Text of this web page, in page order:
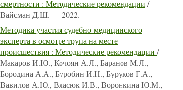
смертности : Методические рекомендации /
Вайсман Д.Ш. — 2022.
Методика участия судебно-медицинского
эксперта в осмотре трупа на месте
происшествия : Методические рекомендации /
Макаров И.Ю., Кочоян А.Л., Баранов М.Л.,
Бородина А.А., Буробин И.Н., Буруков Г.А.,
Вавилов А.Ю., Власюк И.В., Воронкина Ю.М.,